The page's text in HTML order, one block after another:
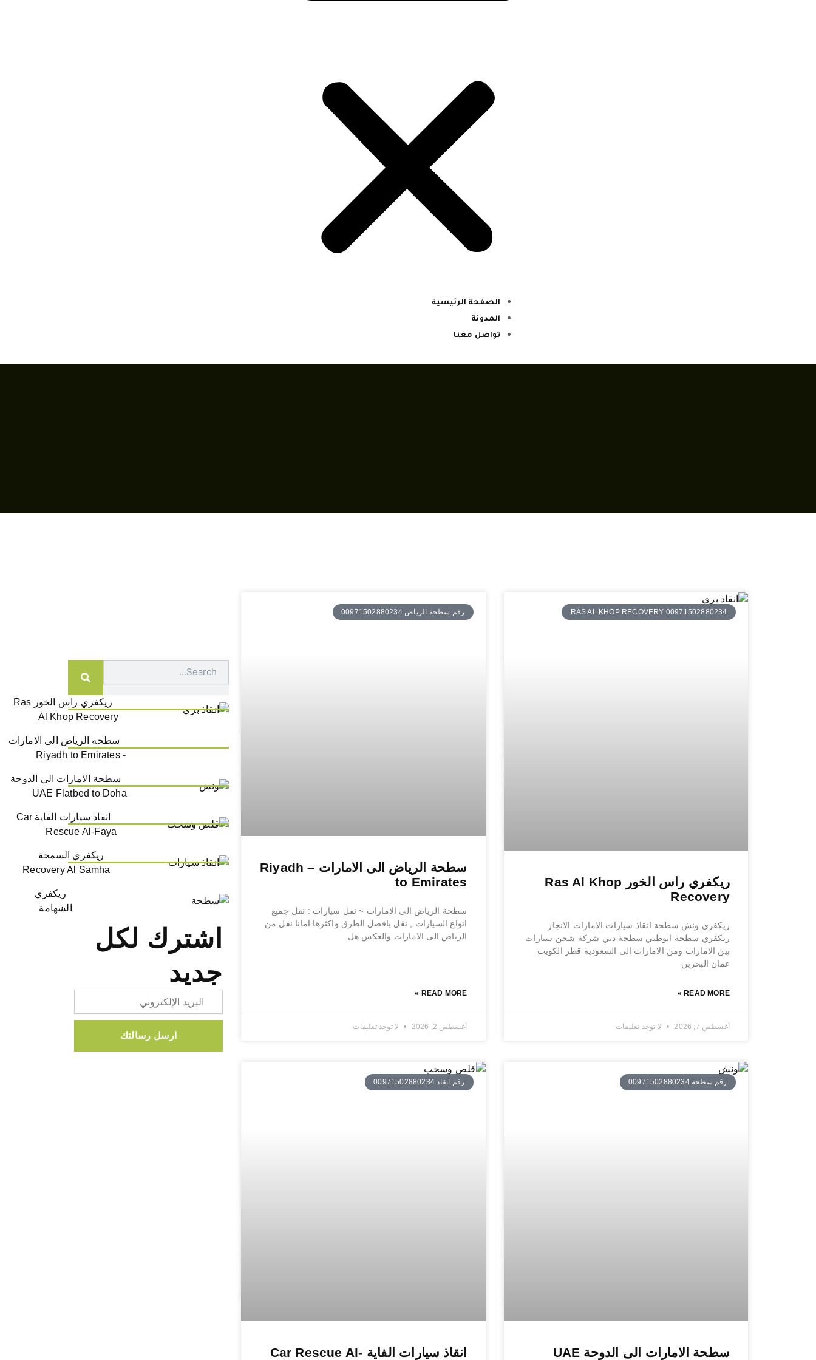
الصفحة الرئيسية
المدونة
تواصل معنا
RAS AL KHOP RECOVERY 00971502880234
ريكفري راس الخور Ras Al Khop
Recovery
ريكفري ونش سطحة انقاذ سيارات الامارات الانجاز
ريكفري سطحة ابوظبي سطحة دبي شركة شحن سيارات
بين الامارات ومن الامارات الى السعودية قطر الكويت
عمان البحرين
READ MORE »
أغسطس 7, 2026 لا توجد تعليقات
رقم سطحة الرياض 00971502880234
سطحة الرياض الى الامارات – Riyadh
to Emirates
سطحة الرياض الى الامارات ~ نقل سيارات : نقل جميع
انواع السيارات , نقل بافضل الطرق واكثرها امانا نقل من
الرياض الى الامارات والعكس هل
READ MORE »
أغسطس 2, 2026 لا توجد تعليقات
رقم سطحة 00971502880234
سطحة الامارات الى الدوحة UAE
رقم انقاذ 00971502880234
انقاذ سيارات الفاية Car Rescue Al-
ريكفري راس الخور Ras
Al Khop Recovery
سطحة الرياض الى الامارات
- Riyadh to Emirates
سطحة الامارات الى الدوحة
UAE Flatbed to Doha
انقاذ سيارات الفاية Car
Rescue Al-Faya
ريكفري السمحة
Recovery Al Samha
ريكفري
الشهامة
اشترك لكل
جديد
ارسل رسالتك